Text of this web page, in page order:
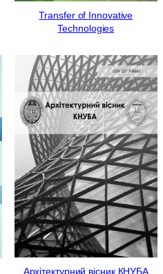
Transfer of Innovative
Technologies
Архітектурний вісник КНУБА